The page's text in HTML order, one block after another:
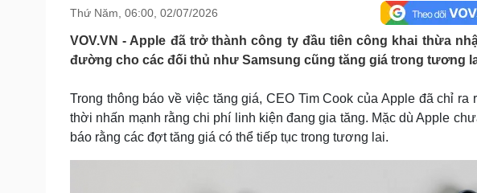
Pháp luật
Tin nóng
Tư vấn luật
Việt Nam
Phân tích
Thể thao
Lịch thi đấu
Thế giới thể
Hậu trường
Sức khỏe
Dinh dưỡng - món ngon
Cây thuốc
Đời sống
Nhà đẹp
Blog
Văn hóa
Văn học
Thứ Năm, 06:00, 02/07/2026
VOV.VN - Apple đã trở thành công ty đầu tiên công khai thừa
đường cho các đối thủ như Samsung cũng tăng giá trong tương
Trong thông báo về việc tăng giá, CEO Tim Cook của Apple đã chỉ
thời nhấn mạnh rằng chi phí linh kiện đang gia tăng. Mặc dù Apple
báo rằng các đợt tăng giá có thể tiếp tục trong tương lai.